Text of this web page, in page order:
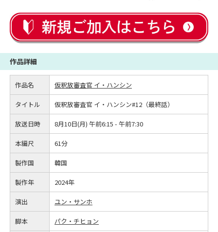
作品詳細
作品名 仮釈放審査官 イ・ハンシン
タイトル 仮釈放審査官 イ・ハンシン#12（最終話）
放送日時 8月10日(月) 午前6:15 - 午前7:30
本編尺 61分
製作国 韓国
製作年 2024年
演出 ユン・サンホ
脚本 パク・チヒョン